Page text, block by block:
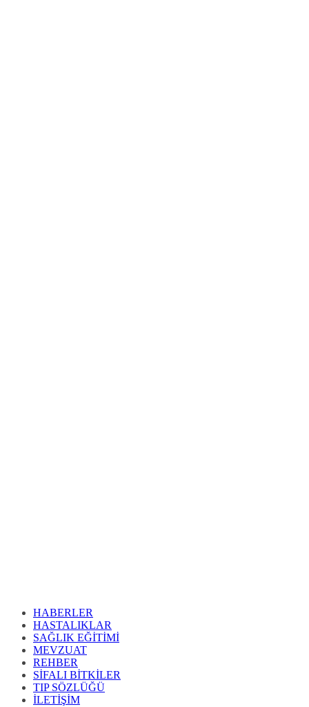
HABERLER
HASTALIKLAR
SAĞLIK EĞİTİMİ
MEVZUAT
REHBER
SİFALI BİTKİLER
TIP SÖZLÜĞÜ
İLETİŞİM